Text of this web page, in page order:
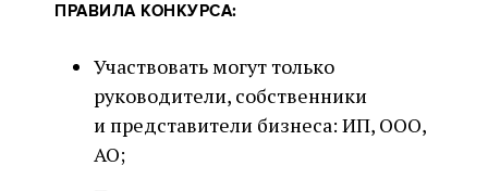
ПРАВИЛА КОНКУРСА:
Участвовать могут только
руководители, собственники
и представители бизнеса: ИП, ООО,
АО;